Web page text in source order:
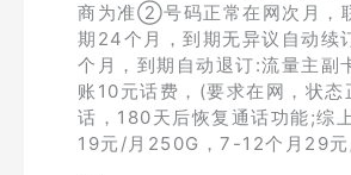
商为准②号码正常在网次月，
期24个月，到期无异议自动
个月，到期自动退订:流量主
账10元话费，(要求在网，状
话，180天后恢复通话功能;综
19元/月250G，7-12个月29